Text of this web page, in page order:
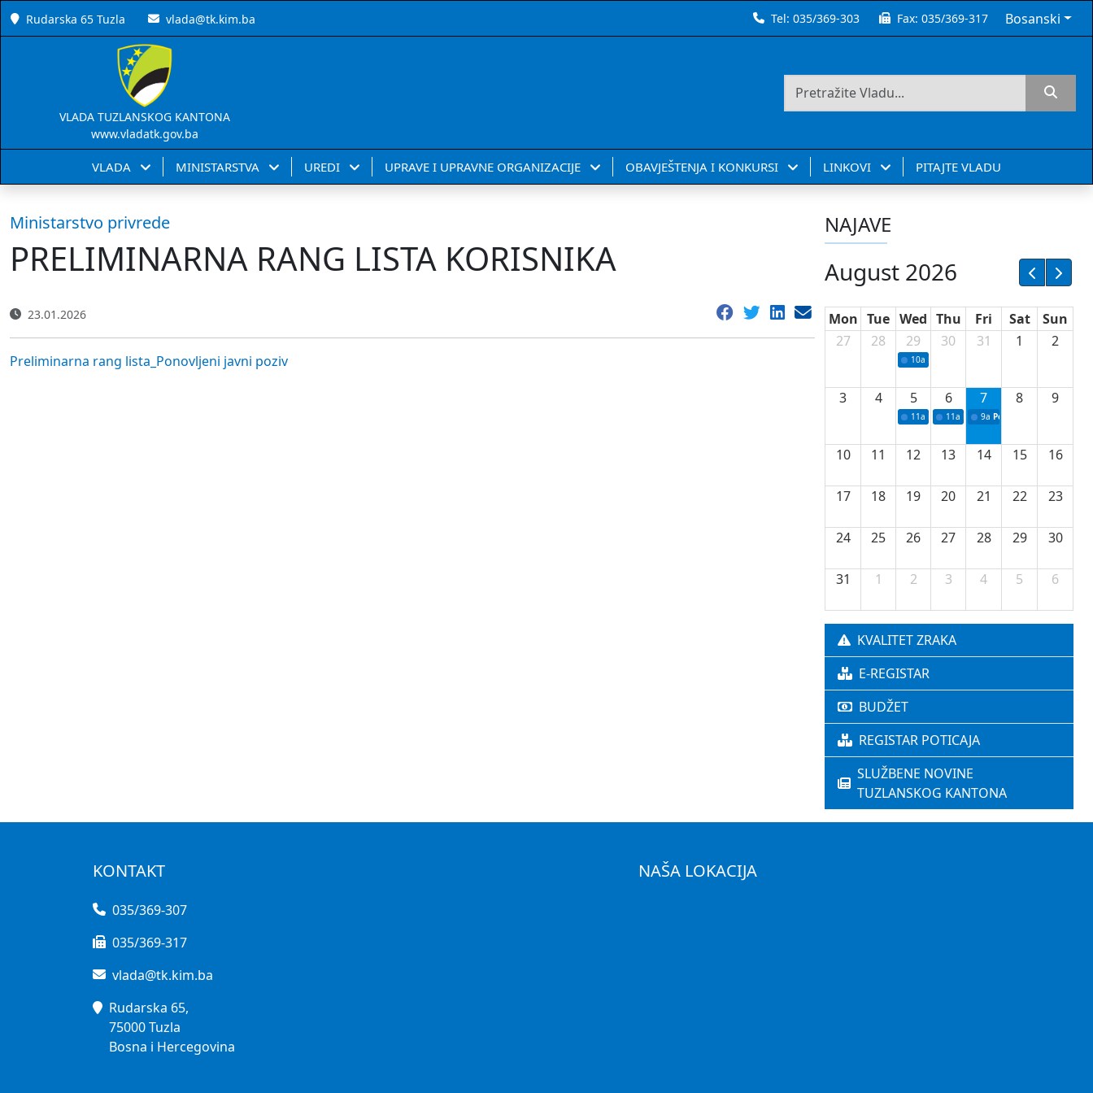
Rudarska 65 Tuzla vlada@tk.kim.ba Tel:035/369-303 Fax:035/369-317 Bosanski
VLADA TUZLANSKOG KANTONA
www.vladatk.gov.ba
VLADA MINISTARSTVA UREDI UPRAVE I UPRAVNE ORGANIZACIJE OBAVJEŠTENJA I KONKURSI LINKOVI PITAJTE VLADU
Ministarstvo privrede
PRELIMINARNA RANG LISTA KORISNIKA
23.01.2026
Preliminarna rang lista_Ponovljeni javni poziv
NAJAVE
August 2026
Mon Tue Wed Thu Fri Sat
Sun
27
28 29
10a Potpisivanje ugovora sa neprofitnim
30 31 1 2
3 4 5
11a Potpisivanje ugovora o stipendijama
6
11a Podrška razvoju vodne
7
9a Početak izgradnje nove
8 9
10 11 12 13 14 15 16
17 18 19 20 21 22 23
24 25 26 27 28 29 30
31 1 2 3 4 5 6
KVALITET ZRAKA
E-REGISTAR
BUDŽET
REGISTAR POTICAJA
SLUŽBENE NOVINE
TUZLANSKOG KANTONA
KONTAKT
035/369-307
035/369-317
vlada@tk.kim.ba
Rudarska 65,
75000 Tuzla
Bosna i Hercegovina
NAŠA LOKACIJA